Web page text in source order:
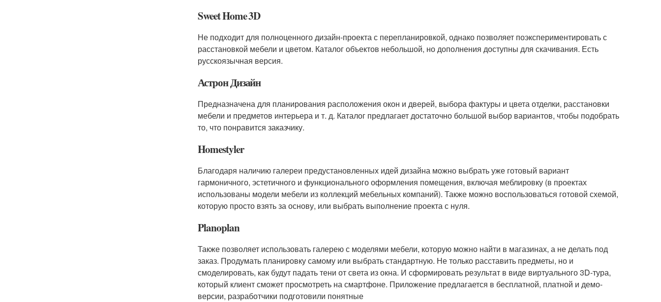
Sweet Home 3D
Не подходит для полноценного дизайн-проекта с перепланировкой, однако позволяет поэкспериментировать с
расстановкой мебели и цветом. Каталог объектов небольшой, но дополнения доступны для скачивания. Есть
русскоязычная версия.
Астрон Дизайн
Предназначена для планирования расположения окон и дверей, выбора фактуры и цвета отделки, расстановки
мебели и предметов интерьера и т. д. Каталог предлагает достаточно большой выбор вариантов, чтобы подобрать
то, что понравится заказчику.
Homestyler
Благодаря наличию галереи предустановленных идей дизайна можно выбрать уже готовый вариант
гармоничного, эстетичного и функционального оформления помещения, включая меблировку (в проектах
использованы модели мебели из коллекций мебельных компаний). Также можно воспользоваться готовой схемой,
которую просто взять за основу, или выбрать выполнение проекта с нуля.
Planoplan
Также позволяет использовать галерею с моделями мебели, которую можно найти в магазинах, а не делать под
заказ. Продумать планировку самому или выбрать стандартную. Не только расставить предметы, но и
смоделировать, как будут падать тени от света из окна. И сформировать результат в виде виртуального 3D-тура,
который клиент сможет просмотреть на смартфоне. Приложение предлагается в бесплатной, платной и демо-
версии, разработчики подготовили понятные